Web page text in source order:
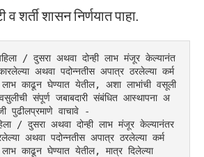
व शर्ती शासन निर्णयात पाहा.
/ दुसरा अथवा दोन्ही लाभ मंजूर केल्यानंत
अथवा पदोन्नतीस अपात्र ठरलेल्या कर्म
लाभ काढून घेण्यात येतील, अशा लाभांची वसूली
संपूर्ण जबाबदारी संबंधित आस्थापना अ
पुढीलप्रमाणे वाचावे -
/ दुसरा अथवा दोन्ही लाभ मंजूर केल्यानंतर
अथवा पदोन्नतीस अपात्र ठरलेल्या कर्म
काढून घेण्यात येतील, मात्र दिलेल्या